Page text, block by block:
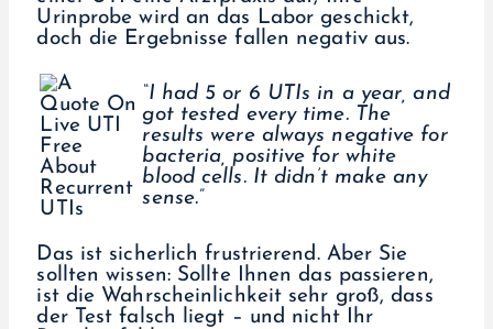
Urinprobe wird an das Labor geschickt,
doch die Ergebnisse fallen negativ aus.
“I had 5 or 6 UTIs in a year, and
got tested every time. The
results were always negative for
bacteria, positive for white
blood cells. It didn’t make any
sense.”
Das ist sicherlich frustrierend. Aber Sie
sollten wissen: Sollte Ihnen das passieren,
ist die Wahrscheinlichkeit sehr groß, dass
der Test falsch liegt – und nicht Ihr